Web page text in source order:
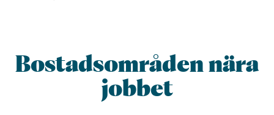
Bostadsområden nära
jobbet